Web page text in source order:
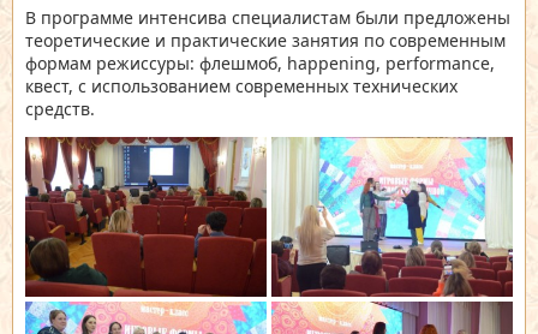
В программе интенсива специалистам были предложены
теоретические и практические занятия по современным
формам режиссуры: флешмоб, happening, performance,
квест, с использованием современных технических
средств.